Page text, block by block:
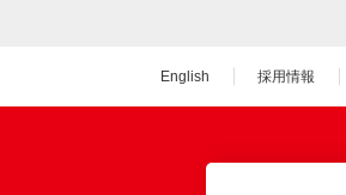
English 採用情報